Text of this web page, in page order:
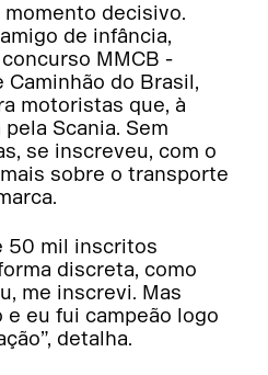
decisivo.
de infância,
MMCB -
do Brasil,
motoristas que, à
Scania. Sem
se inscreveu, com o
sobre o transporte
50 mil inscritos
discreta, como
me inscrevi. Mas
e eu fui campeão logo
detalha.